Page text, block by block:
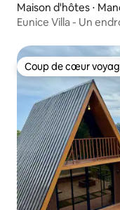
Maison d'hôtes ⋅
Eunice Villa - Un
Coup de cœur
Coup de cœur